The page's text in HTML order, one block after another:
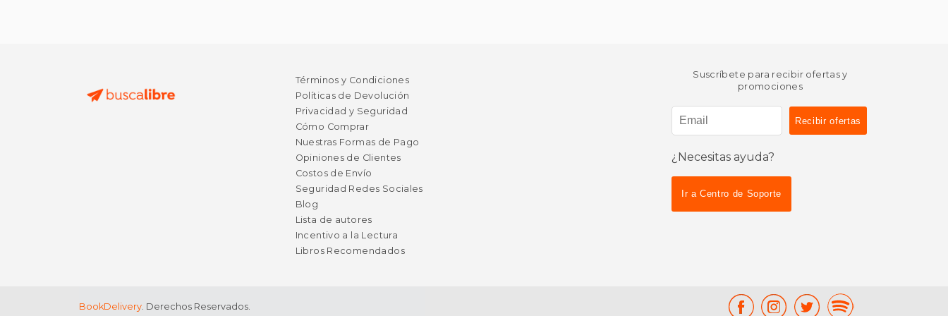
Términos y Condiciones
Políticas de Devolución
Privacidad y Seguridad
Cómo Comprar
Nuestras Formas de Pago
Opiniones de Clientes
Costos de Envío
Seguridad Redes Sociales
Blog
Lista de autores
Incentivo a la Lectura
Libros Recomendados
Suscríbete para recibir ofertas y
promociones
¿Necesitas ayuda?
Ir a Centro de Soporte
BookDelivery. Derechos Reservados.